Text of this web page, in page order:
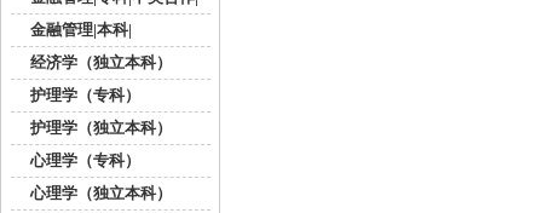
金融管理|本科|
经济学（独立本科）
护理学（专科）
护理学（独立本科）
心理学（专科）
心理学（独立本科）